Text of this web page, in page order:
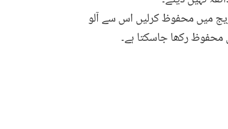
میں محفوظ کرلیں اس سے آلو